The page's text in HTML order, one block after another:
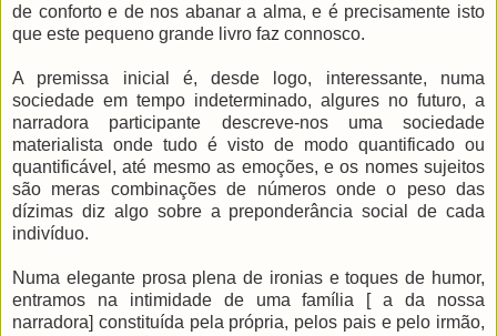
de conforto e de nos abanar a alma, e é precisamente isto
que este pequeno grande livro faz connosco.
A premissa inicial é, desde logo, interessante, numa
sociedade em tempo indeterminado, algures no futuro, a
narradora participante descreve-nos uma sociedade
materialista onde tudo é visto de modo quantificado ou
quantificável, até mesmo as emoções, e os nomes sujeitos
são meras combinações de números onde o peso das
dízimas diz algo sobre a preponderância social de cada
indivíduo.
Numa elegante prosa plena de ironias e toques de humor,
entramos na intimidade de uma família [ a da nossa
narradora] constituída pela própria, pelos pais e pelo irmão,